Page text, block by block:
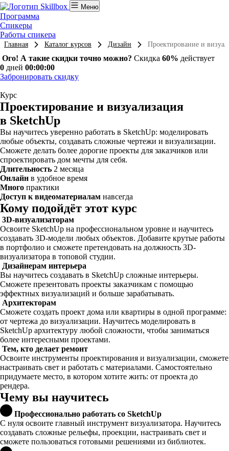
Меню
Программа
Спикеры
Работы спикера
Главная Каталог курсов Дизайн Проектирование и
Ого! А такие скидки точно можно? Скидка 60% действует
0 дней 00:00:00
Забронировать скидку
Курс
Проектирование и визуализация
в SketchUp
Вы научитесь уверенно работать в SketchUp: моделировать
любые объекты, создавать сложные чертежи и визуализации.
Сможете делать более дорогие проекты для заказчиков или
спроектировать дом мечты для себя.
Длительность 2 месяца
Онлайн в удобное время
Много практики
Доступ к видеоматериалам навсегда
Кому подойдёт этот курс
3D-визуализаторам
Освоите SketchUp на профессиональном уровне и научитесь
создавать 3D-модели любых объектов. Добавите крутые работы
в портфолио и сможете претендовать на должность 3D-
визуализатора в топовой студии.
Дизайнерам интерьера
Вы научитесь создавать в SketchUp сложные интерьеры.
Сможете презентовать проекты заказчикам с помощью
эффектных визуализаций и больше зарабатывать.
Архитекторам
Сможете создать проект дома или квартиры в одной программе:
от чертежа до визуализации. Научитесь моделировать в
SketchUp архитектуру любой сложности, чтобы заниматься
более интересными проектами.
Тем, кто делает ремонт
Освоите инструменты проектирования и визуализации, сможете
настраивать свет и работать с материалами. Самостоятельно
придумаете место, в котором хотите жить: от проекта до
рендера.
Чему вы научитесь
Профессионально работать со SketchUp
С нуля освоите главный инструмент визуализатора. Научитесь
создавать сложные рельефы, проекции, настраивать свет и
сможете пользоваться готовыми решениями из библиотек.